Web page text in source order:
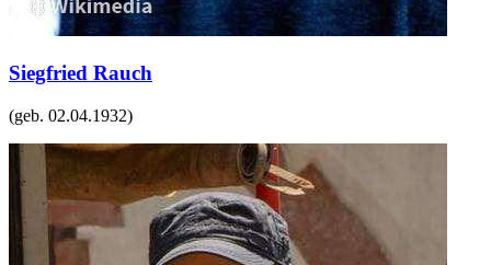
Siegfried Rauch
(geb. 02.04.1932)